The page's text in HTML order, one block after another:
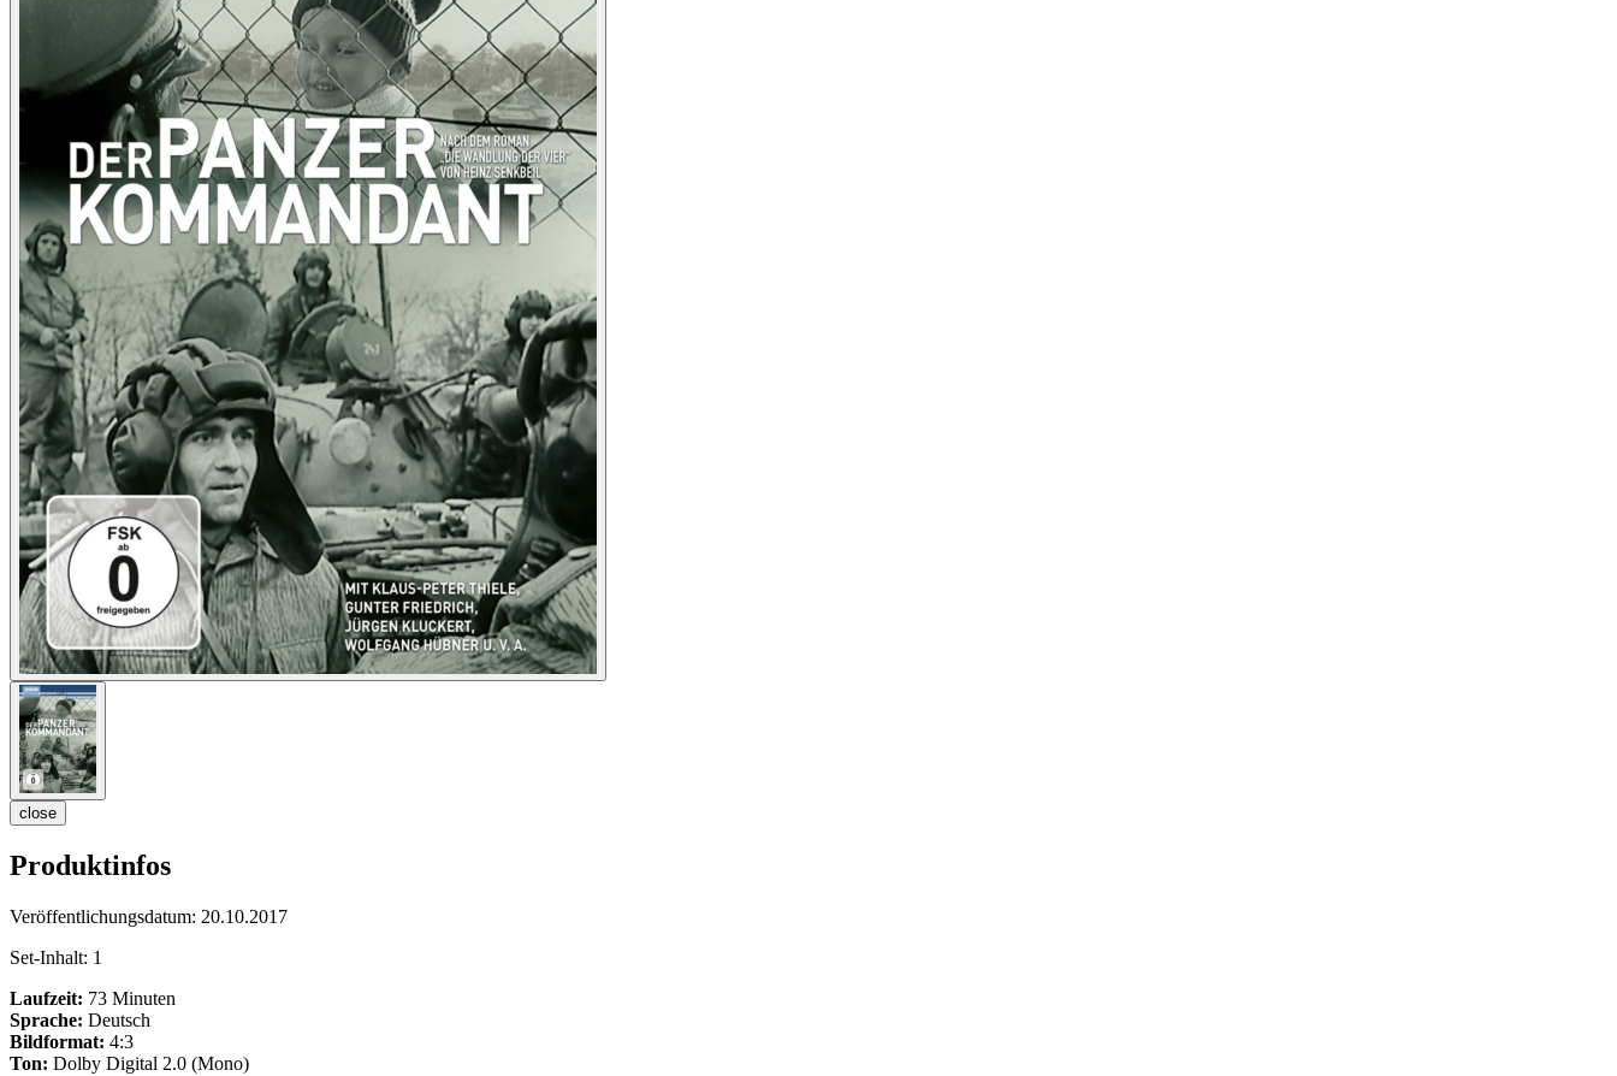
close
Produktinfos
Veröffentlichungsdatum: 20.10.2017
Set-Inhalt: 1
Laufzeit: 73 Minuten
Sprache: Deutsch
Bildformat: 4:3
Ton: Dolby Digital 2.0 (Mono)